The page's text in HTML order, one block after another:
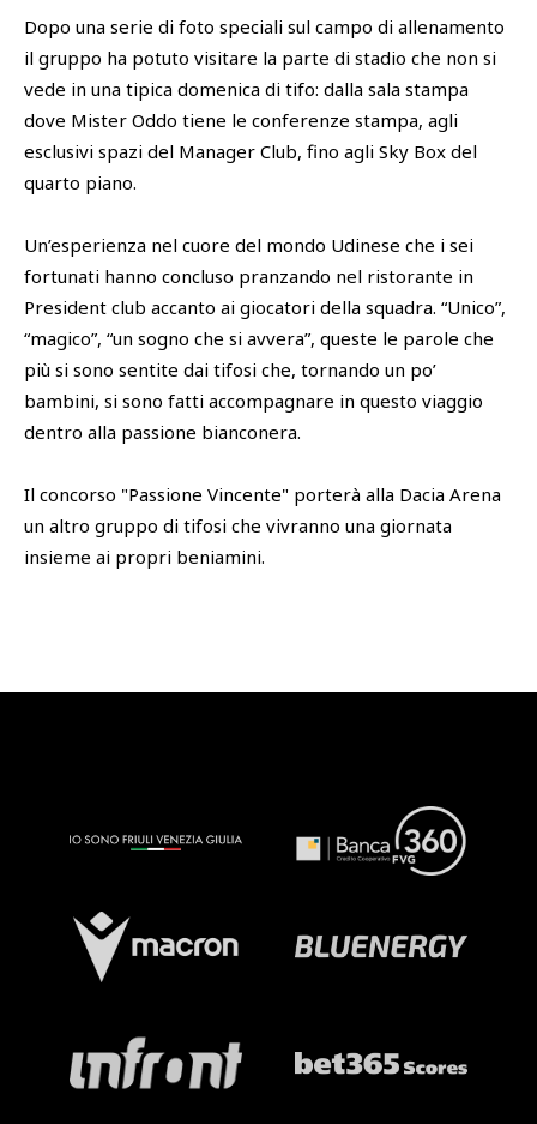
Dopo una serie di foto speciali sul campo di allenamento
il gruppo ha potuto visitare la parte di stadio che non si
vede in una tipica domenica di tifo: dalla sala stampa
dove Mister Oddo tiene le conferenze stampa, agli
esclusivi spazi del Manager Club, fino agli Sky Box del
quarto piano.
Un’esperienza nel cuore del mondo Udinese che i sei
fortunati hanno concluso pranzando nel ristorante in
President club accanto ai giocatori della squadra. “Unico”,
“magico”, “un sogno che si avvera”, queste le parole che
più si sono sentite dai tifosi che, tornando un po’
bambini, si sono fatti accompagnare in questo viaggio
dentro alla passione bianconera.
Il concorso "Passione Vincente" porterà alla Dacia Arena
un altro gruppo di tifosi che vivranno una giornata
insieme ai propri beniamini.